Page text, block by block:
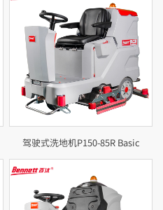
驾驶式洗地机P150-85R Basic